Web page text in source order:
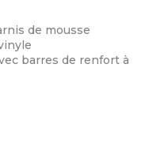
de mousse
barres de renfort à